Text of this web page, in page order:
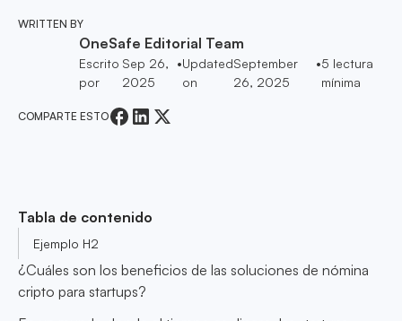
WRITTEN BY
OneSafe Editorial Team
Escrito
por
Sep 26,
2025
•Updated
on
September
26, 2025
•5 lectura
mínima
COMPARTE ESTO
Tabla de contenido
Ejemplo H2
¿Cuáles son los beneficios de las soluciones de nómina
cripto para startups?